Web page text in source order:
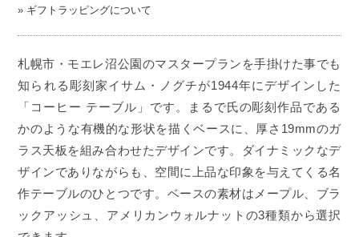
» ギフトラッピングについて
札幌市・モエレ沼公園のマスタープランを手掛けた事でも
知られる彫刻家イサム・ノグチが1944年にデザインした
「コーヒー テーブル」です。まるで氏の彫刻作品である
かのような有機的な形状を描くベースに、厚さ19mmのガ
ラス天板を組み合わせたデザインです。ダイナミックなデ
ザインでありながらも、空間に上品な印象を与えてくる名
作テーブルのひとつです。ベースの素材はメープル、ブラ
ックアッシュ、アメリカンウォルナットの3種類から選択